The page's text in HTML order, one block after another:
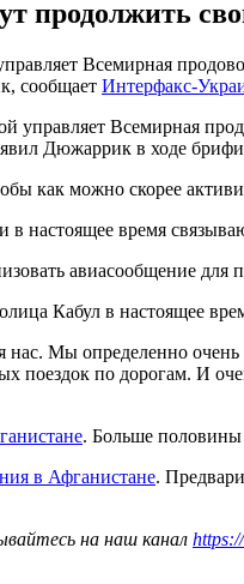
продолжить
Всемирная
сообщает Интерфакс-
управляет Всемирная
Дюжаррик в ходе
как можно скорее
в настоящее время
авиасообщение
Кабул в настоящее
нас. Мы определенно
поездок по дорогам. И
. Больше половины
в Афганистане.
на наш канал